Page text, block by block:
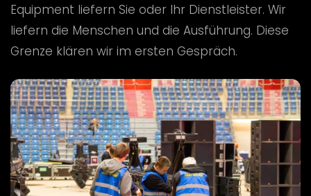
Equipment liefern Sie oder Ihr Dienstleister. Wir
liefern die Menschen und die Ausführung. Diese
Grenze klären wir im ersten Gespräch.